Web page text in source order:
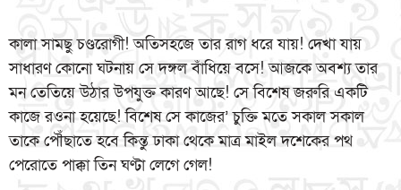
কালা সামছু চণ্ডরোগী! অতিসহজে তার রাগ ধরে যায়! দেখা যায়
সাধারণ কোনো ঘটনায় সে দঙ্গল বাঁধিয়ে বসে! আজকে অবশ্য তার
মন তেতিয়ে উঠার উপযুক্ত কারণ আছে! সে বিশেষ জরুরি একটি
কাজে রওনা হয়েছে! বিশেষ সে কাজের’ চুক্তি মতে সকাল সকাল
তাকে পৌঁছাতে হবে কিন্তু ঢাকা থেকে মাত্র মাইল দশেকের পথ
পেরোতে পাক্কা তিন ঘণ্টা লেগে গেল!